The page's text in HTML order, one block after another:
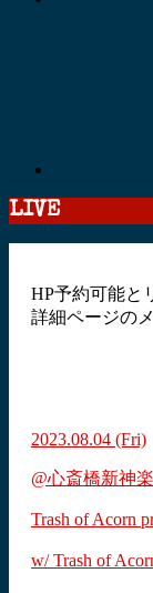
LIVE
HP予約可能と
詳細ページの
2023.08.04 (Fri)
@心斎橋新神楽
Trash of Acorn
w/ Trash of